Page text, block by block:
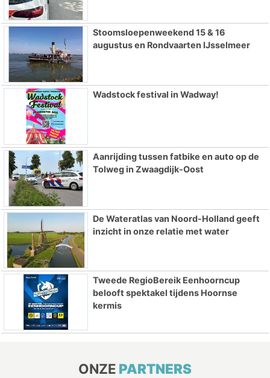
Stoomsloepenweekend 15 & 16
augustus en Rondvaarten IJsselmeer
Wadstock festival in Wadway!
Aanrijding tussen fatbike en auto op de
Tolweg in Zwaagdijk-Oost
De Wateratlas van Noord-Holland geeft
inzicht in onze relatie met water
Tweede RegioBereik Eenhoorncup
belooft spektakel tijdens Hoornse
kermis
ONZE PARTNERS